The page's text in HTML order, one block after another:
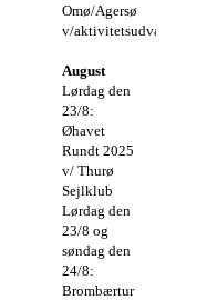
Omø/Agersø
v/aktivitetsudvalget
August
Lørdag den
23/8:
Øhavet
Rundt 2025
v/ Thurø
Sejlklub
Lørdag den
23/8 og
søndag den
24/8:
Brombærtur